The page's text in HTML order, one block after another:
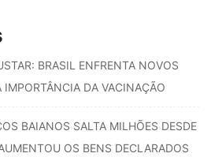
BRASIL ENFRENTA NOVOS
IMPORTÂNCIA DA VACINAÇÃO
BAIANOS SALTA MILHÕES DESDE
OS BENS DECLARADOS